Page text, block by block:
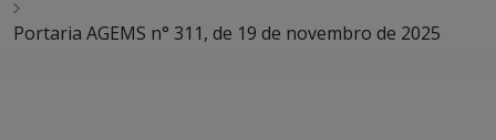
Portaria AGEMS n° 311, de 19 de novembro de 2025